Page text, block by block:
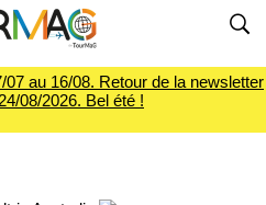
au 16/08. Retour de la newsletter
08/2026. Bel été !